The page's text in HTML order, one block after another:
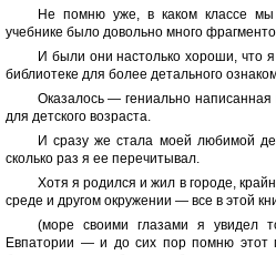
Не помню уже, в каком классе
учебнике было довольно много
И были они настолько хороши, что я
библиотеке для более детального
Оказалось — гениально
для детского возраста.
И сразу же стала моей любимой
сколько раз я ее перечитывал.
Хотя я родился и жил в городе,
среде и другом окружении — все в этой
(море своими глазами я увидел
Евпатории — и до сих пор помню этот